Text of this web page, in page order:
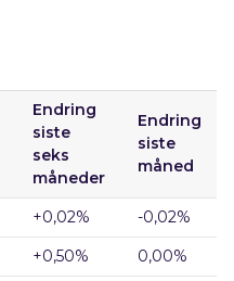
Endring
siste
seks
måneder
Endring
siste
måned
+0,02%
-0,02%
+0,50% 0,00%